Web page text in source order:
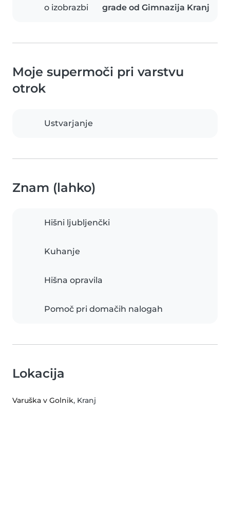
o izobrazbi
grade od Gimnazija Kranj
Moje supermoči pri varstvu
otrok
Ustvarjanje
Znam (lahko)
Hišni ljubljenčki
Kuhanje
Hišna opravila
Pomoč pri domačih nalogah
Lokacija
Varuška v Golnik, Kranj